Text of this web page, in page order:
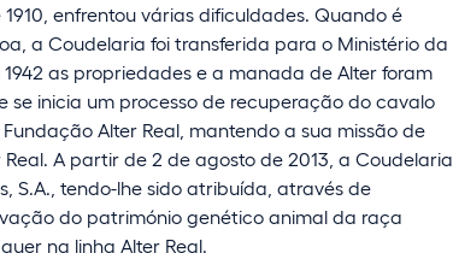
enfrentou várias dificuldades. Quando é
a Coudelaria foi transferida para o Ministério da
as propriedades e a manada de Alter foram
se inicia um processo de recuperação do cavalo
Alter Real, mantendo a sua missão de
A partir de 2 de agosto de 2013, a Coudelaria
S.A., tendo-lhe sido atribuída, através de
do património genético animal da raça
na linha Alter Real.